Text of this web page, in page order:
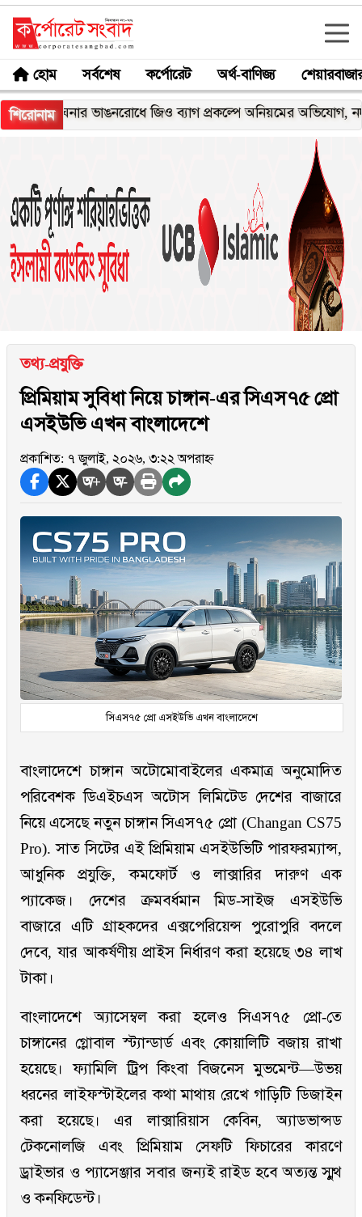
হোম সর্বশেষ কর্পোরেট অর্থ-বাণিজ্য
শিরোনামভাঙনরোধে জিও ব্যাগ প্রকল্পে অনিয়মের অভিযোগ, নদীরকূলে
তথ্য-প্রযুক্তি
প্রিমিয়াম সুবিধা নিয়ে চাঙ্গান-এর সিএস৭৫ প্রো
এসইউভি এখন বাংলাদেশে
প্রকাশিত: ৭ জুলাই, ২০২৬, ৩:২২ অপরাহ্ন
অ+ অ-
সিএস৭৫ প্রো এসইউভি এখন বাংলাদেশে
বাংলাদেশে চাঙ্গান অটোমোবাইলের একমাত্র অনুমোদিত
পরিবেশক ডিএইচএস অটোস লিমিটেড দেশের বাজারে
নিয়ে এসেছে নতুন চাঙ্গান সিএস৭৫ প্রো (Changan CS75
Pro). সাত সিটের এই প্রিমিয়াম এসইউভিটি পারফরম্যান্স,
আধুনিক প্রযুক্তি, কমফোর্ট ও লাক্সারির দারুণ এক
প্যাকেজ। দেশের ক্রমবর্ধমান মিড-সাইজ এসইউভি
বাজারে এটি গ্রাহকদের এক্সপেরিয়েন্স পুরোপুরি বদলে
দেবে, যার আকর্ষণীয় প্রাইস নির্ধারণ করা হয়েছে ৩৪ লাখ
টাকা।
বাংলাদেশে অ্যাসেম্বল করা হলেও সিএস৭৫ প্রো-তে
চাঙ্গানের গ্লোবাল স্ট্যান্ডার্ড এবং কোয়ালিটি বজায় রাখা
হয়েছে। ফ্যামিলি ট্রিপ কিংবা বিজনেস মুভমেন্ট—উভয়
ধরনের লাইফস্টাইলের কথা মাথায় রেখে গাড়িটি ডিজাইন
করা হয়েছে। এর লাক্সারিয়াস কেবিন, অ্যাডভান্সড
টেকনোলজি এবং প্রিমিয়াম সেফটি ফিচারের কারণে
ড্রাইভার ও প্যাসেঞ্জার সবার জন্যই রাইড হবে অত্যন্ত স্মুথ
ও কনফিডেন্ট।